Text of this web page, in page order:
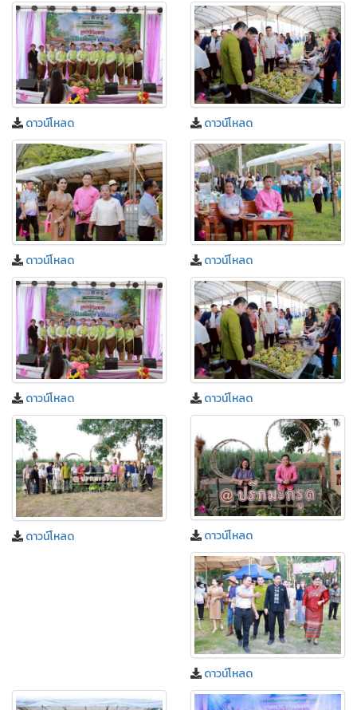
ดาวน์โหลด ดาวน์โหลด
ดาวน์โหลด ดาวน์โหลด
ดาวน์โหลด ดาวน์โหลด
ดาวน์โหลด ดาวน์โหลด
ดาวน์โหลด